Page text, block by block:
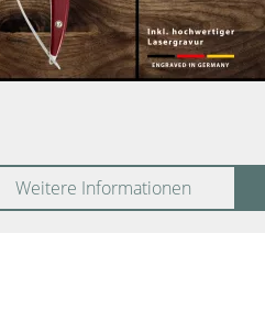
Weitere Informationen